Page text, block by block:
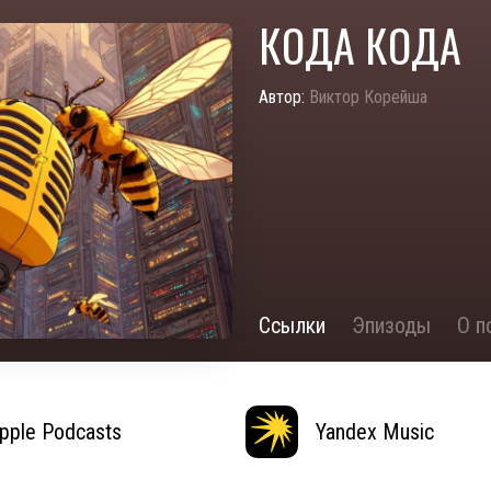
КОДА КОДА
Автор: Виктор Корейша
Ссылки Эпизоды О
Podcasts Yandex Music